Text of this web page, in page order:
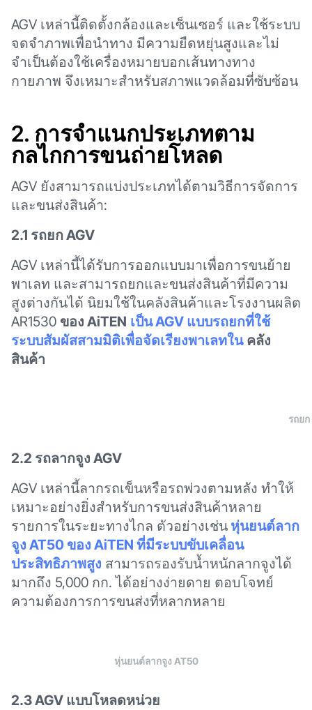
AGV เหล่านี้ติดตั้งกล้องและเซ็นเซอร์ และใช้ระบบ
จดจำภาพเพื่อนำทาง มีความยืดหยุ่นสูงและไม่
จำเป็นต้องใช้เครื่องหมายบอกเส้นทางทาง
กายภาพ จึงเหมาะสำหรับสภาพแวดล้อมที่ซับซ้อน
2. การจำแนกประเภทตาม
กลไกการขนถ่ายโหลด
AGV ยังสามารถแบ่งประเภทได้ตามวิธีการจัดการ
และขนส่งสินค้า:
2.1 รถยก AGV
AGV เหล่านี้ได้รับการออกแบบมาเพื่อการขนย้าย
พาเลท และสามารถยกและขนส่งสินค้าที่มีความ
สูงต่างกันได้ นิยมใช้ในคลังสินค้าและโรงงานผลิต
AR1530 ของ AiTEN เป็น AGV แบบรถยกที่ใช้
ระบบสัมผัสสามมิติเพื่อจัดเรียงพาเลทใน คลัง
สินค้า
รถย
2.2 รถลากจูง AGV
AGV เหล่านี้ลากรถเข็นหรือรถพ่วงตามหลัง ทำให้
เหมาะอย่างยิ่งสำหรับการขนส่งสินค้าหลาย
รายการในระยะทางไกล ตัวอย่างเช่น หุ่นยนต์ลาก
จูง AT50 ของ AiTEN ที่มีระบบขับเคลื่อน
ประสิทธิภาพสูง สามารถรองรับน้ำหนักลากจูงได้
มากถึง 5,000 กก. ได้อย่างง่ายดาย ตอบโจทย์
ความต้องการการขนส่งที่หลากหลาย
หุ่นยนต์ลากจูง AT50
2.3 AGV แบบโหลดหน่วย